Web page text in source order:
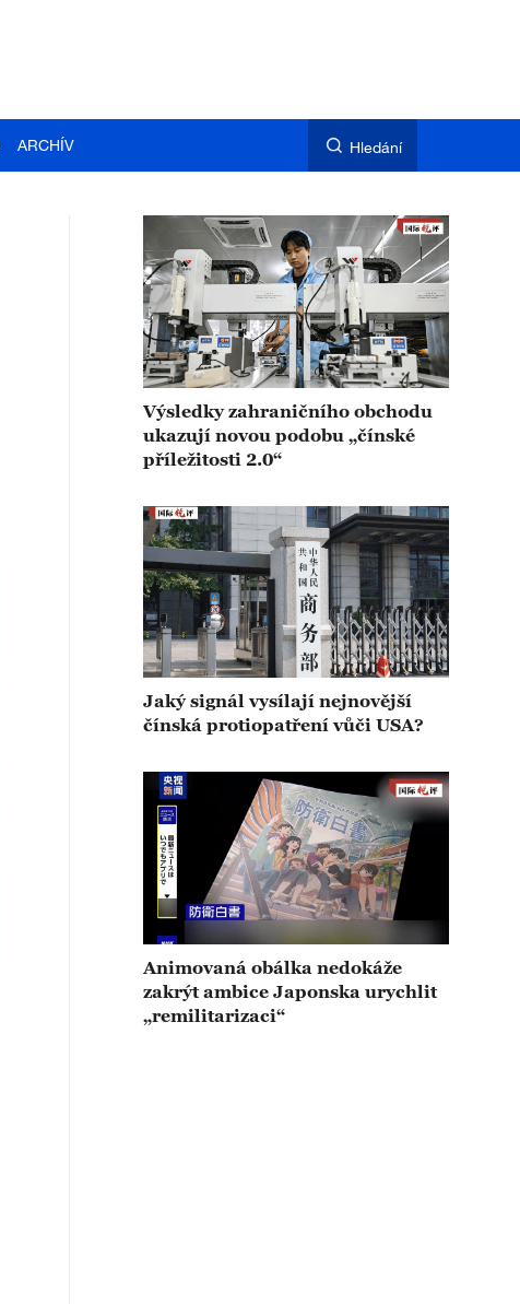
ARCHÍV Hledání
Výsledky zahraničního obchodu
ukazují novou podobu „čínské
příležitosti 2.0“
Jaký signál vysílají nejnovější
čínská protiopatření vůči USA?
Animovaná obálka nedokáže
zakrýt ambice Japonska urychlit
„remilitarizaci“